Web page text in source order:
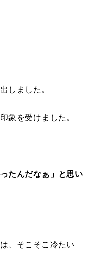
しました。
象を受けました。
たんだなぁ」と思い
、そこそこ冷たい